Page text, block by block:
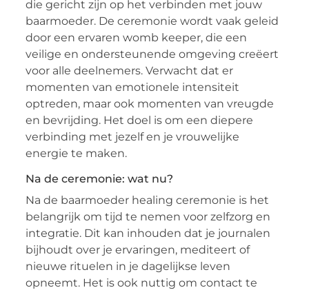
die gericht zijn op het verbinden met jouw
baarmoeder. De ceremonie wordt vaak geleid
door een ervaren womb keeper, die een
veilige en ondersteunende omgeving creëert
voor alle deelnemers. Verwacht dat er
momenten van emotionele intensiteit
optreden, maar ook momenten van vreugde
en bevrijding. Het doel is om een diepere
verbinding met jezelf en je vrouwelijke
energie te maken.
Na de ceremonie: wat nu?
Na de baarmoeder healing ceremonie is het
belangrijk om tijd te nemen voor zelfzorg en
integratie. Dit kan inhouden dat je journalen
bijhoudt over je ervaringen, mediteert of
nieuwe rituelen in je dagelijkse leven
opneemt. Het is ook nuttig om contact te